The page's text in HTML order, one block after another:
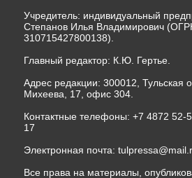
Учредитель: индивидуальный
Степанов Илья Владимирович
310715427800138).
Главный редактор: К.Ю. Гертье.
Адрес редакции: 300012, Тульская
Михеева, 17, офис 304.
Контактные телефоны: +7 4872 52-
17
Электронная почта:
Все права на материалы,